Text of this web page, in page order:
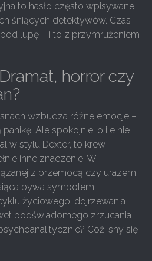
to hasło często wpisywane
śniących detektywów. Czas
lupę – i to z przymrużeniem
horror czy
wzbudza różne emocje –
Ale spokojnie, o ile nie
w stylu Dexter, to krew
inne znaczenie. W
z przemocą czy urazem,
bywa symbolem
życiowego, dojrzewania
podświadomego zrzucania
Cóż, sny się